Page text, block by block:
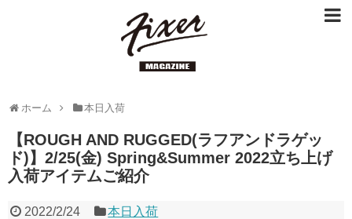
ホーム 本日入荷
【ROUGH AND RUGGED(ラフアンドラゲッ
ド)】2/25(金) Spring&Summer 2022立ち上げ
入荷アイテムご紹介
2022/2/24 本日入荷